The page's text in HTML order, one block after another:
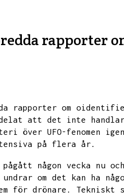
rapporter
rapporter om
att det inte handlar
över UFO-fenomen
på flera år.
pågått någon vecka nu
undrar om det kan ha
för drönare.
Tekniskt